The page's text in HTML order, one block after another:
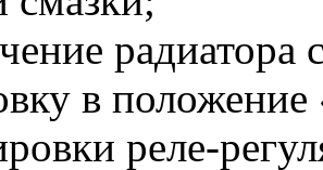
радиатора
в
реле-